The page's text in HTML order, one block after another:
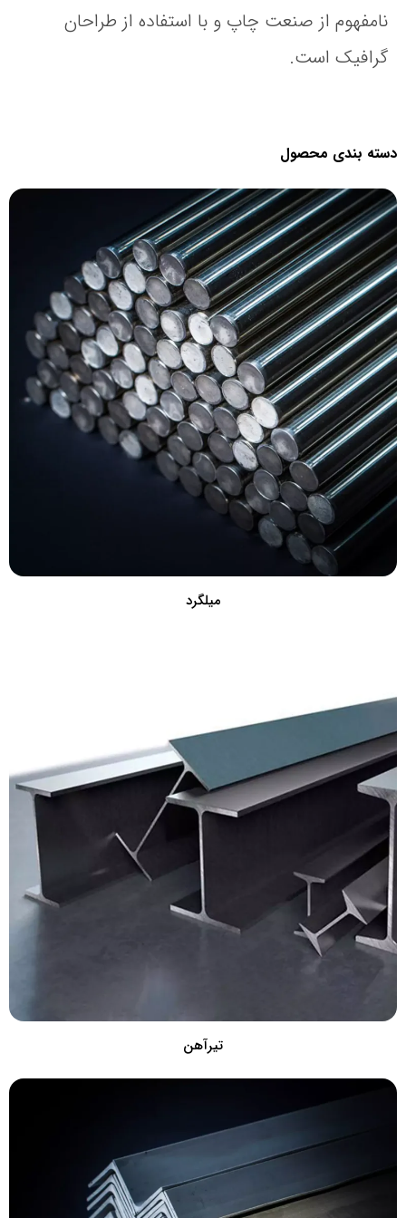
نامفهوم از صنعت چاپ و با استفاده از طراحان
گرافیک است.
بندی محصول
میلگرد
تیرآهن